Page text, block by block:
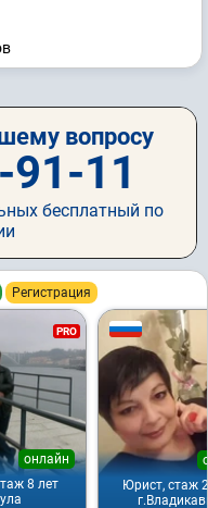
вопросу
91-11
бесплатный по
Регистрация
PRO
8 лет
онлайн
Юрист, стаж